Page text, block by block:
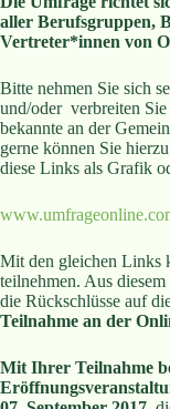
aller Berufsgruppen,
Vertreter*innen von
Bitte nehmen Sie sich
und/oder verbreiten
bekannte an der
gerne können Sie
diese Links als Grafik
Mit den gleichen Links
teilnehmen. Aus
die Rückschlüsse auf
Teilnahme an der
Mit Ihrer Teilnahme